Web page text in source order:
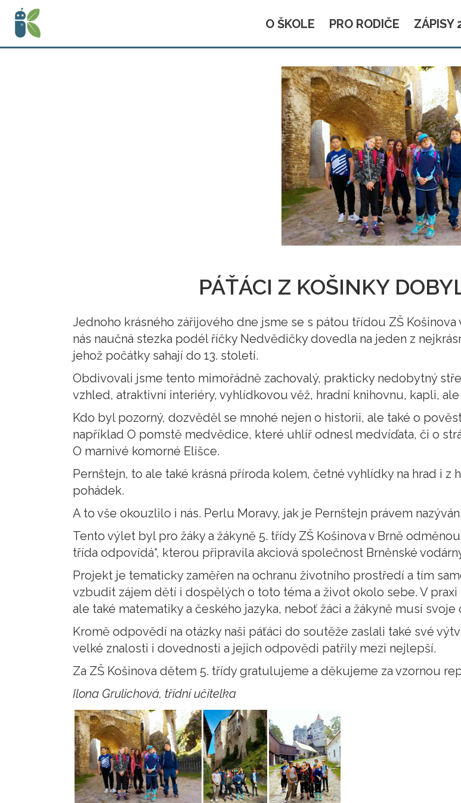
O ŠKOLE PRO RODIČE ZÁPISY
PÁŤÁCI Z KOŠINKY
Jednoho krásného zářijového dne jsme se s pátou třídou ZŠ
nás naučná stezka podél říčky Nedvědičky dovedla na jeden z
jehož počátky sahají do 13. století.
Obdivovali jsme tento mimořádně zachovalý, prakticky nedobytný
vzhled, atraktivní interiéry, vyhlídkovou věž, hradní knihovnu, kapli,
Kdo byl pozorný, dozvěděl se mnohé nejen o historii, ale také o
například O pomstě medvědice, které uhlíř odnesl medvíďata, či o
O marnivé komorné Elišce.
Pernštejn, to ale také krásná příroda kolem, četné vyhlídky na hrad i
pohádek.
A to vše okouzlilo i nás. Perlu Moravy, jak je Pernštejn právem
Tento výlet byl pro žáky a žákyně 5. třídy ZŠ Košinova v Brně
třída odpovídá“, kterou připravila akciová společnost Brněnské
Projekt je tematicky zaměřen na ochranu životního prostředí a tím
vzbudit zájem dětí i dospělých o toto téma a život okolo sebe. V
ale také matematiky a českého jazyka, neboť žáci a žákyně musí
Kromě odpovědí na otázky naši páťáci do soutěže zaslali také své
velké znalosti i dovednosti a jejich odpovědi patřily mezi nejlepší.
Za ZŠ Košinova dětem 5. třídy gratulujeme a děkujeme za vzornou
Ilona Grulichová, třídní učitelka